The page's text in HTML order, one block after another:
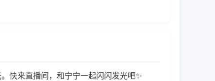
快来直播间，和宁宁一起闪闪发光吧✨